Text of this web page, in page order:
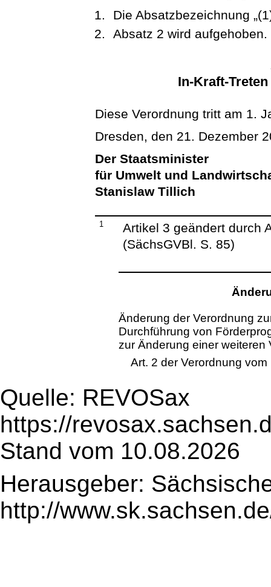
Die Absatzbezeichnung
Absatz 2 wird aufgehoben.
In-Kraft-
Diese Verordnung tritt am 1.
Dresden, den 21. Dezember
Der Staatsminister
für Umwelt und
Stanislaw Tillich
1
Artikel 3 geändert durch
(SächsGVBl. S. 85)
Änderung der Verordnung
Durchführung von
zur Änderung einer weiteren
Art. 2 der Verordnung
Quelle: REVOSax
https://
Stand vom 10.08.2026
Herausgeber:
http://